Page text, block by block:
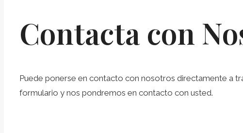
Contacta con
Puede ponerse en contacto con nosotros directamente a
formulario y nos pondremos en contacto con usted.